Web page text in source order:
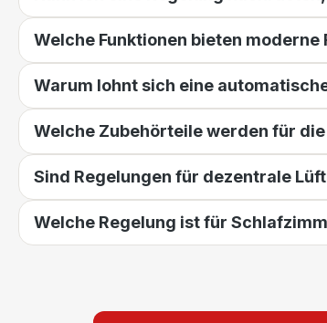
Welche Funktionen bieten moderne
Warum lohnt sich eine
Welche Zubehörteile werden für
Sind Regelungen für dezentrale
Welche Regelung ist für